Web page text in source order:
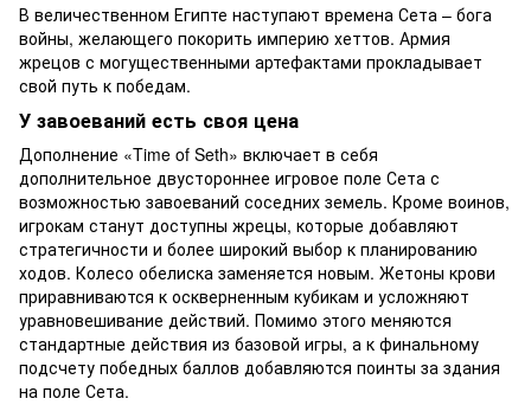
В величественном Египте наступают времена Сета – бога
войны, желающего покорить империю хеттов. Армия
жрецов с могущественными артефактами прокладывает
свой путь к победам.
У завоеваний есть своя цена
Дополнение «Time of Seth» включает в себя
дополнительное двустороннее игровое поле Сета с
возможностью завоеваний соседних земель. Кроме воинов,
игрокам станут доступны жрецы, которые добавляют
стратегичности и более широкий выбор к планированию
ходов. Колесо обелиска заменяется новым. Жетоны крови
приравниваются к оскверненным кубикам и усложняют
уравновешивание действий. Помимо этого меняются
стандартные действия из базовой игры, а к финальному
подсчету победных баллов добавляются поинты за здания
на поле Сета.